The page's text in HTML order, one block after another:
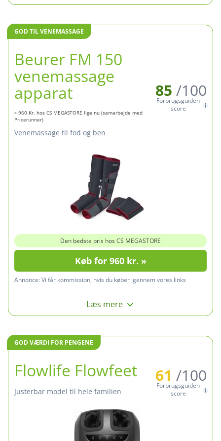
GOD TIL VENEMASSAGE
Beurer FM 150
venemassage
apparat
» 960 Kr. hos CS MEGASTORE lige nu (samarbejde med
Pricerunner)
venemassage til fod og ben
85 /100
Forbrugsguiden
score
Den bedste pris hos CS MEGASTORE
Køb for 960 kr. »
Annonce:Vi får kommission, hvis du køber igennem vores links
Læs mere
GOD VÆRDI FOR PENGENE
Flowlife Flowfeet
Justerbar model til hele familien
61 /100
Forbrugsguiden
score